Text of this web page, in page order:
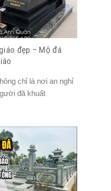
đẹp – Mộ đá
chỉ là nơi an nghỉ
đã khuất